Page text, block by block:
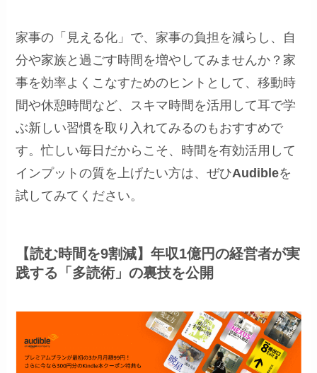
家事の「見える化」で、家事の負担を減らし、自
分や家族と過ごす時間を増やしてみませんか？家
事を効率よくこなすためのヒントとして、移動時
間や休憩時間など、スキマ時間を活用して耳で学
ぶ新しい習慣を取り入れてみるのもおすすめで
す。忙しい毎日だからこそ、時間を有効活用して
インプットの質を上げたい方は、ぜひAudibleを
試してみてください。
【読む時間を9割減】年収1億円の経営者が実
践する「多読術」の裏技を公開